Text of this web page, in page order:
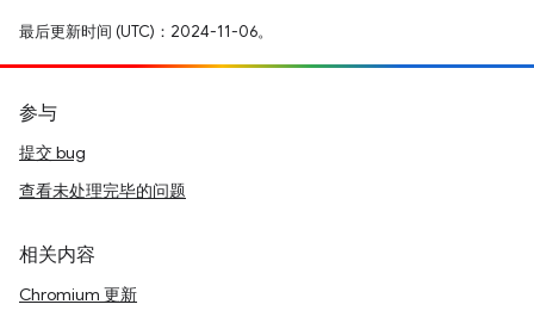
最后更新时间 (UTC)：2024-11-06。
参与
提交 bug
查看未处理完毕的问题
相关内容
Chromium 更新